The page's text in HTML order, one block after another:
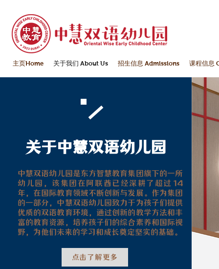
主页Home 关于我们 About Us 招生信息 Admissions 课程信息
关于中慧双语幼儿园
​中慧双语幼儿园是东方智慧教育集团旗下的一所
幼儿园，该集团在阿联酋已经深耕了超过14
年，在国际教育领域不断创新与发展。作为集团
的一部分，中慧双语幼儿园致力于为孩子们提供
优质的双语教育环境，通过创新的教学方法和丰
富的教育资源，培养孩子们的综合素养和国际视
野，为他们未来的学习和成长奠定坚实的基础。
点击了解更多